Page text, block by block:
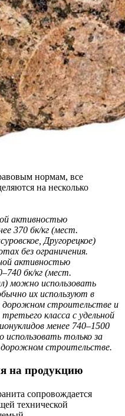
нормам, все
на несколько
активностью
370 бк/кг (мест.
Другорецкое)
без ограничения.
активностью
бк/кг (мест.
можно использовать
их используют в
дорожном строительстве и
класса с удельной
менее 740–1500
только за
дорожном строительстве.
на продукцию
сопровождается
технической